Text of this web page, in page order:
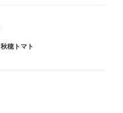
秋穂トマト